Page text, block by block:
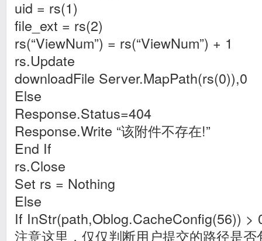
uid = rs(1)
file_ext = rs(2)
rs(“ViewNum”) = rs(“ViewNum”) + 1
rs.Update
downloadFile Server.MapPath(rs(0)),0
Else
Response.Status=404
Response.Write “该附件不存在!”
End If
rs.Close
Set rs = Nothing
Else
If InStr(path,Oblog.CacheConfig(56)) >
注意这里，仅仅判断用户提交的路径是